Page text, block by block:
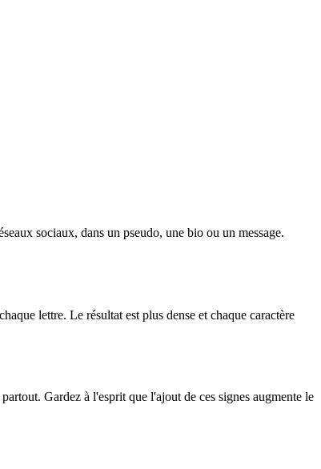
sociaux, dans un pseudo, une bio ou un message.
lettre. Le résultat est plus dense et chaque caractère
Gardez à l'esprit que l'ajout de ces signes augmente le